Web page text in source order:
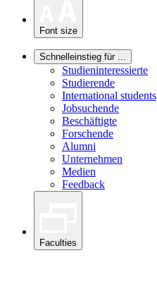
Font size
Schnelleinstieg für ...
Studieninteressierte
Studierende
International students
Jobsuchende
Beschäftigte
Forschende
Alumni
Unternehmen
Medien
Feedback
Faculties